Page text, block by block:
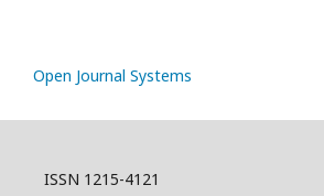
Open Journal Systems
ISSN 1215-4121